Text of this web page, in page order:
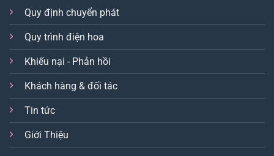
Quy định chuyển phát
Quy trình điện hoa
Khiếu nại - Phản hồi
Khách hàng & đối tác
Tin tức
Giới Thiệu